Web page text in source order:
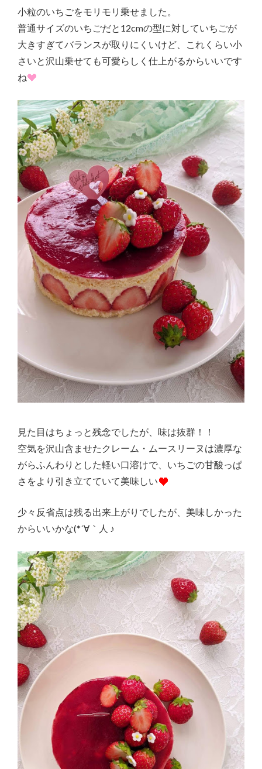
小粒のいちごをモリモリ乗せました。
普通サイズのいちごだと12cmの型に対していちごが
大きすぎてバランスが取りにくいけど、これくらい小
さいと沢山乗せても可愛らしく仕上がるからいいです
ね
見た目はちょっと残念でしたが、味は抜群！！
空気を沢山含ませたクレーム・ムースリーヌは濃厚な
がらふんわりとした軽い口溶けで、いちごの甘酸っぱ
さをより引き立てていて美味しい
少々反省点は残る出来上がりでしたが、美味しかった
からいいかな(*´∀｀人 ♪